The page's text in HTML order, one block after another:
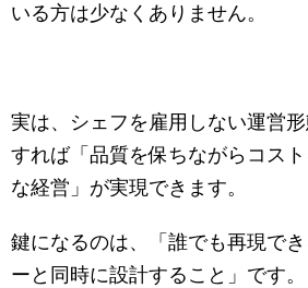
いる方は少なくありません。
実は、シェフを雇用しない運営
すれば「品質を保ちながらコス
な経営」が実現できます。
鍵になるのは、「誰でも再現で
ーと同時に設計すること」です。